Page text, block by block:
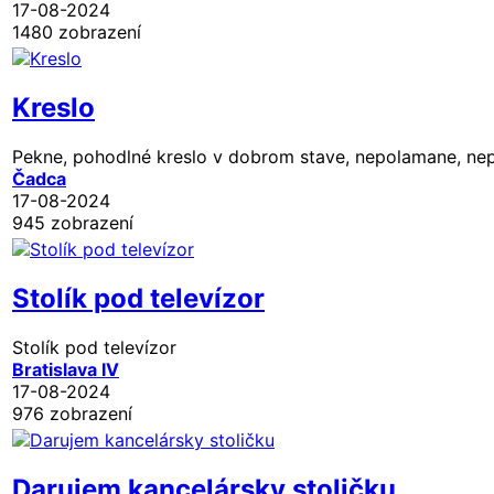
17-08-2024
1480 zobrazení
Kreslo
Pekne, pohodlné kreslo v dobrom stave, nepolamane,
Čadca
17-08-2024
945 zobrazení
Stolík pod televízor
Stolík pod televízor
Bratislava IV
17-08-2024
976 zobrazení